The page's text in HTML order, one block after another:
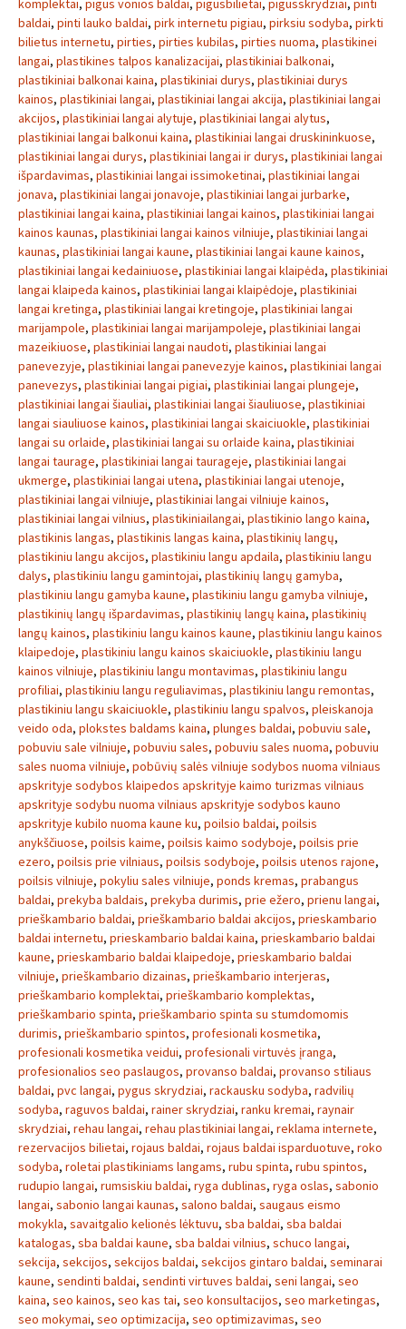
komplektai, pigus vonios baldai, pigusbilietai, pigusskrydziai, pinti
baldai, pinti lauko baldai, pirk internetu pigiau, pirksiu sodyba, pirkti
bilietus internetu, pirties, pirties kubilas, pirties nuoma, plastikinei
langai, plastikines talpos kanalizacijai, plastikiniai balkonai,
plastikiniai balkonai kaina, plastikiniai durys, plastikiniai durys
kainos, plastikiniai langai, plastikiniai langai akcija, plastikiniai langai
akcijos, plastikiniai langai alytuje, plastikiniai langai alytus,
plastikiniai langai balkonui kaina, plastikiniai langai druskininkuose,
plastikiniai langai durys, plastikiniai langai ir durys, plastikiniai langai
išpardavimas, plastikiniai langai issimoketinai, plastikiniai langai
jonava, plastikiniai langai jonavoje, plastikiniai langai jurbarke,
plastikiniai langai kaina, plastikiniai langai kainos, plastikiniai langai
kainos kaunas, plastikiniai langai kainos vilniuje, plastikiniai langai
kaunas, plastikiniai langai kaune, plastikiniai langai kaune kainos,
plastikiniai langai kedainiuose, plastikiniai langai klaipėda, plastikiniai
langai klaipeda kainos, plastikiniai langai klaipėdoje, plastikiniai
langai kretinga, plastikiniai langai kretingoje, plastikiniai langai
marijampole, plastikiniai langai marijampoleje, plastikiniai langai
mazeikiuose, plastikiniai langai naudoti, plastikiniai langai
panevezyje, plastikiniai langai panevezyje kainos, plastikiniai langai
panevezys, plastikiniai langai pigiai, plastikiniai langai plungeje,
plastikiniai langai šiauliai, plastikiniai langai šiauliuose, plastikiniai
langai siauliuose kainos, plastikiniai langai skaiciuokle, plastikiniai
langai su orlaide, plastikiniai langai su orlaide kaina, plastikiniai
langai taurage, plastikiniai langai taurageje, plastikiniai langai
ukmerge, plastikiniai langai utena, plastikiniai langai utenoje,
plastikiniai langai vilniuje, plastikiniai langai vilniuje kainos,
plastikiniai langai vilnius, plastikiniailangai, plastikinio lango kaina,
plastikinis langas, plastikinis langas kaina, plastikinių langų,
plastikiniu langu akcijos, plastikiniu langu apdaila, plastikiniu langu
dalys, plastikiniu langu gamintojai, plastikinių langų gamyba,
plastikiniu langu gamyba kaune, plastikiniu langu gamyba vilniuje,
plastikinių langų išpardavimas, plastikinių langų kaina, plastikinių
langų kainos, plastikiniu langu kainos kaune, plastikiniu langu kainos
klaipedoje, plastikiniu langu kainos skaiciuokle, plastikiniu langu
kainos vilniuje, plastikiniu langu montavimas, plastikiniu langu
profiliai, plastikiniu langu reguliavimas, plastikiniu langu remontas,
plastikiniu langu skaiciuokle, plastikiniu langu spalvos, pleiskanoja
veido oda, plokstes baldams kaina, plunges baldai, pobuviu sale,
pobuviu sale vilniuje, pobuviu sales, pobuviu sales nuoma, pobuviu
sales nuoma vilniuje, pobūvių salės vilniuje sodybos nuoma vilniaus
apskrityje sodybos klaipedos apskrityje kaimo turizmas vilniaus
apskrityje sodybu nuoma vilniaus apskrityje sodybos kauno
apskrityje kubilo nuoma kaune ku, poilsio baldai, poilsis
anykščiuose, poilsis kaime, poilsis kaimo sodyboje, poilsis prie
ezero, poilsis prie vilniaus, poilsis sodyboje, poilsis utenos rajone,
poilsis vilniuje, pokyliu sales vilniuje, ponds kremas, prabangus
baldai, prekyba baldais, prekyba durimis, prie ežero, prienu langai,
prieškambario baldai, prieškambario baldai akcijos, prieskambario
baldai internetu, prieskambario baldai kaina, prieskambario baldai
kaune, prieskambario baldai klaipedoje, prieskambario baldai
vilniuje, prieškambario dizainas, prieškambario interjeras,
prieškambario komplektai, prieškambario komplektas,
prieškambario spinta, prieškambario spinta su stumdomomis
durimis, prieškambario spintos, profesionali kosmetika,
profesionali kosmetika veidui, profesionali virtuvės įranga,
profesionalios seo paslaugos, provanso baldai, provanso stiliaus
baldai, pvc langai, pygus skrydziai, rackausku sodyba, radvilių
sodyba, raguvos baldai, rainer skrydziai, ranku kremai, raynair
skrydziai, rehau langai, rehau plastikiniai langai, reklama internete,
rezervacijos bilietai, rojaus baldai, rojaus baldai isparduotuve, roko
sodyba, roletai plastikiniams langams, rubu spinta, rubu spintos,
rudupio langai, rumsiskiu baldai, ryga dublinas, ryga oslas, sabonio
langai, sabonio langai kaunas, salono baldai, saugaus eismo
mokykla, savaitgalio kelionės lėktuvu, sba baldai, sba baldai
katalogas, sba baldai kaune, sba baldai vilnius, schuco langai,
sekcija, sekcijos, sekcijos baldai, sekcijos gintaro baldai, seminarai
kaune, sendinti baldai, sendinti virtuves baldai, seni langai, seo
kaina, seo kainos, seo kas tai, seo konsultacijos, seo marketingas,
seo mokymai, seo optimizacija, seo optimizavimas, seo